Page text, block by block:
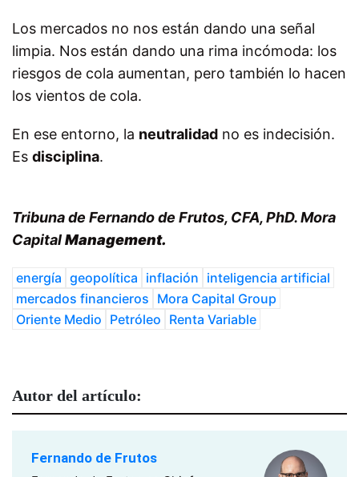
Los mercados no nos están dando una señal
limpia. Nos están dando una rima incómoda: los
riesgos de cola aumentan, pero también lo hacen
los vientos de cola.
En ese entorno, la neutralidad no es indecisión.
Es disciplina.
Tribuna de Fernando de Frutos, CFA, PhD. Mora
CapitalManagement.
energía geopolítica inflación inteligencia artificial
mercados financieros Mora Capital Group
Oriente Medio Petróleo Renta Variable
Autor del artículo:
Fernando de Frutos